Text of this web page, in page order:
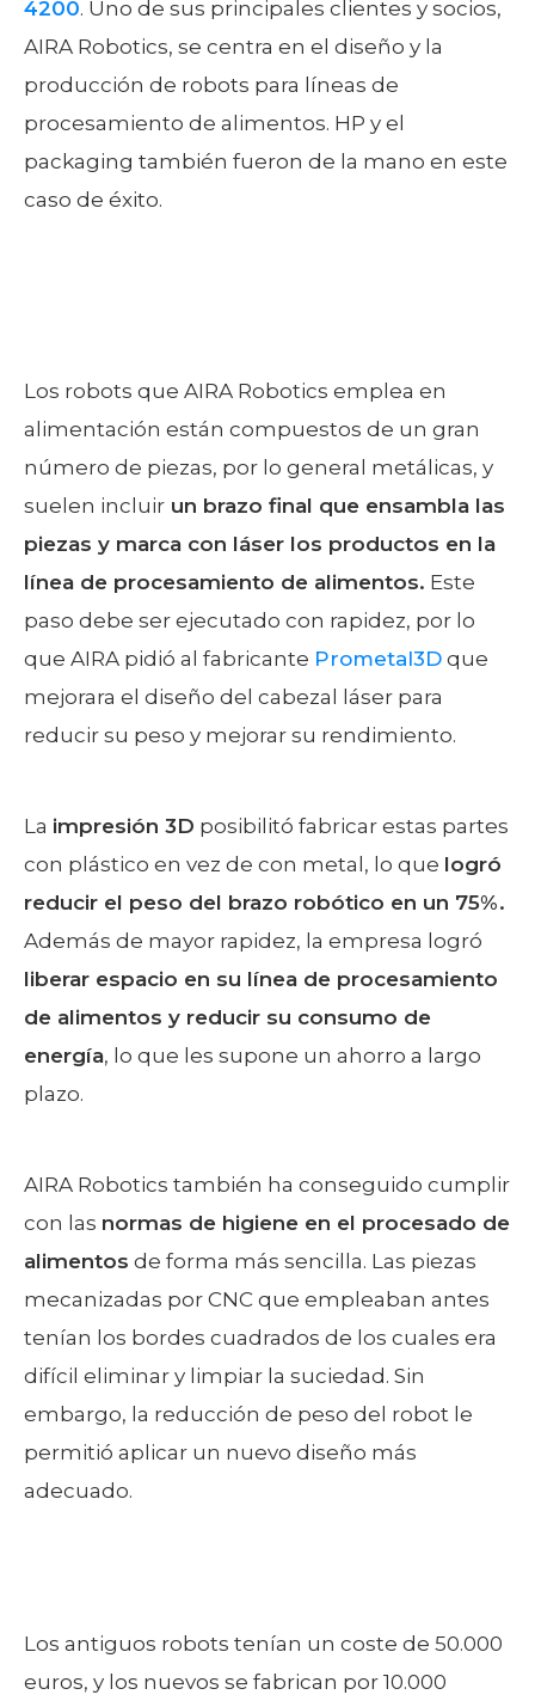
4200. Uno de sus principales clientes y socios,
AIRA Robotics, se centra en el diseño y la
producción de robots para líneas de
procesamiento de alimentos. HP y el
packaging también fueron de la mano en este
caso de éxito.
Los robots que AIRA Robotics emplea en
alimentación están compuestos de un gran
número de piezas, por lo general metálicas, y
suelen incluir un brazo final que ensambla las
piezas y marca con láser los productos en la
línea de procesamiento de alimentos. Este
paso debe ser ejecutado con rapidez, por lo
que AIRA pidió al fabricante Prometal3D que
mejorara el diseño del cabezal láser para
reducir su peso y mejorar su rendimiento.
La impresión 3D posibilitó fabricar estas partes
con plástico en vez de con metal, lo que logró
reducir el peso del brazo robótico en un 75%.
Además de mayor rapidez, la empresa logró
liberar espacio en su línea de procesamiento
de alimentos y reducir su consumo de
energía, lo que les supone un ahorro a largo
plazo.
AIRA Robotics también ha conseguido cumplir
con las normas de higiene en el procesado de
alimentos de forma más sencilla. Las piezas
mecanizadas por CNC que empleaban antes
tenían los bordes cuadrados de los cuales era
difícil eliminar y limpiar la suciedad. Sin
embargo, la reducción de peso del robot le
permitió aplicar un nuevo diseño más
adecuado.
Los antiguos robots tenían un coste de 50.000
euros, y los nuevos se fabrican por 10.000